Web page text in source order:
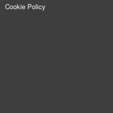
Cookie Policy